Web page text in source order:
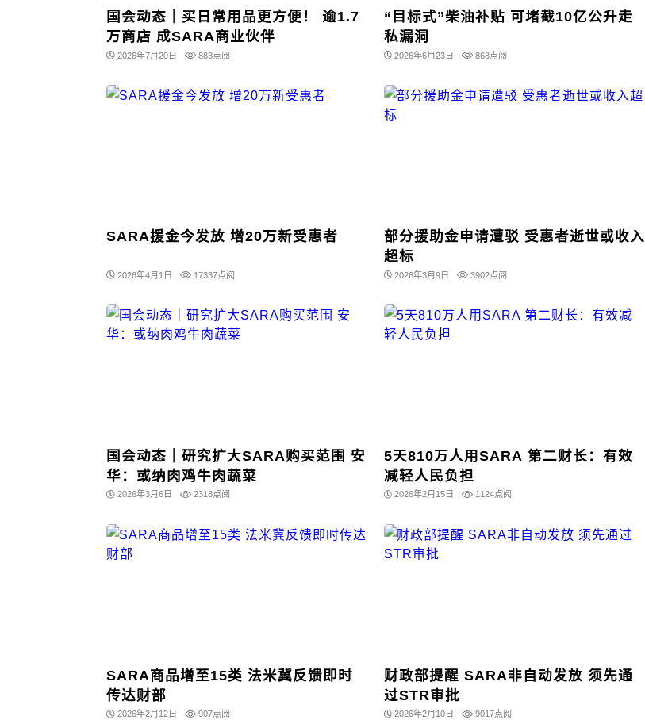
国会动态｜买日常用品更方便！ 逾1.7
万商店 成SARA商业伙伴
2026年7月20日 883点阅
“目标式”柴油补贴 可堵截10亿公升走
私漏洞
2026年6月23日 868点阅
SARA援金今发放 增20万新受惠者
2026年4月1日 17337点阅
部分援助金申请遭驳 受惠者逝世或收入
超标
2026年3月9日 3902点阅
国会动态｜研究扩大SARA购买范围 安
华：或纳肉鸡牛肉蔬菜
2026年3月6日 2318点阅
5天810万人用SARA 第二财长：有效
减轻人民负担
2026年2月15日 1124点阅
SARA商品增至15类 法米冀反馈即时
传达财部
2026年2月12日 907点阅
财政部提醒 SARA非自动发放 须先通
过STR审批
2026年2月10日 9017点阅